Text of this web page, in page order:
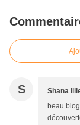
S Shana
beau